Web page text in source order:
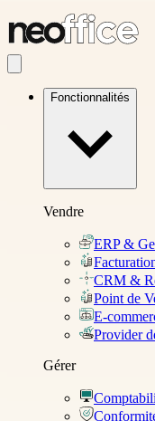
Fonctionnalités
Vendre
ERP &
CRM &
Point de
E-
Provider
Gérer